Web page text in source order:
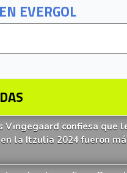
EVERGOL
Vingegaard confiesa que
la Itzulia 2024 fueron